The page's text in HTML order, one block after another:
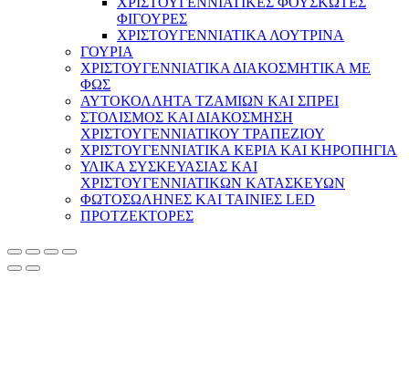
ΦΙΓΟΥΡΕΣ
ΧΡΙΣΤΟΥΓΕΝΝΙΑΤΙΚΑ ΛΟΥΤΡΙΝΑ
ΓΟΥΡΙΑ
ΧΡΙΣΤΟΥΓΕΝΝΙΑΤΙΚΑ ΔΙΑΚΟΣΜΗΤΙΚΑ ΜΕ
ΦΩΣ
ΑΥΤΟΚΟΛΛΗΤΑ ΤΖΑΜΙΩΝ ΚΑΙ ΣΠΡΕΙ
ΣΤΟΛΙΣΜΟΣ ΚΑΙ ΔΙΑΚΟΣΜΗΣΗ
ΧΡΙΣΤΟΥΓΕΝΝΙΑΤΙΚΟΥ ΤΡΑΠΕΖΙΟΥ
ΧΡΙΣΤΟΥΓΕΝΝΙΑΤΙΚΑ ΚΕΡΙΑ ΚΑΙ ΚΗΡΟΠΗΓΙΑ
ΥΛΙΚΑ ΣΥΣΚΕΥΑΣΙΑΣ ΚΑΙ
ΧΡΙΣΤΟΥΓΕΝΝΙΑΤΙΚΩΝ ΚΑΤΑΣΚΕΥΩΝ
ΦΩΤΟΣΩΛΗΝΕΣ ΚΑΙ ΤΑΙΝΙΕΣ LED
ΠΡΟΤΖΕΚΤΟΡΕΣ